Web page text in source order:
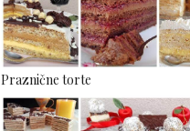
Praznične torte